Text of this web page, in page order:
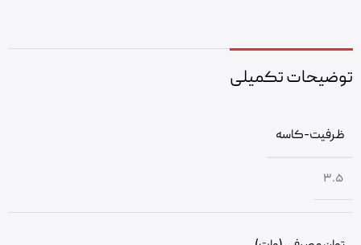
توضیحات تکمیلی
ظرفیت-کاسه
3.5